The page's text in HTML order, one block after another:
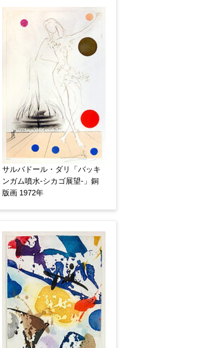
りください。
送信確認メール記載のアドレスから
サルバドール・ダリ「バッキ
ンガム噴水-シカゴ展望-」銅
版画 1972年